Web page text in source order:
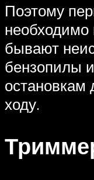
Поэтому
необходимо
бывают
бензопилы
остановкам
ходу.